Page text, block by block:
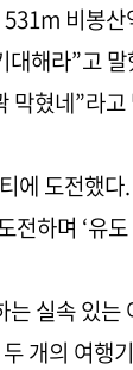
비봉
해라”고
막혔네”라고
에 도전했
전하며 ‘유
실속 있는
개의 여행